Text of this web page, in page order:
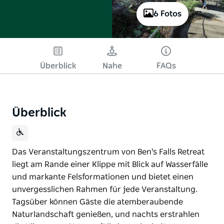
6 Fotos
Überblick Nahe FAQs
Überblick
Das Veranstaltungszentrum von Ben's Falls Retreat
liegt am Rande einer Klippe mit Blick auf Wasserfälle
und markante Felsformationen und bietet einen
unvergesslichen Rahmen für jede Veranstaltung.
Tagsüber können Gäste die atemberaubende
Naturlandschaft genießen, und nachts erstrahlen